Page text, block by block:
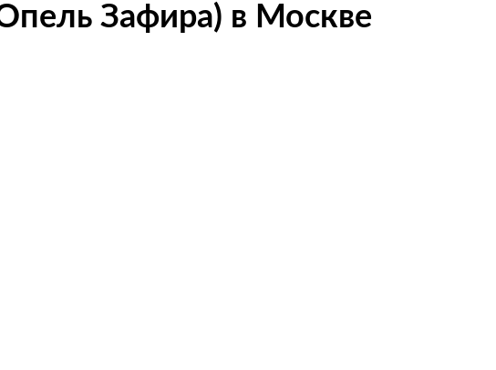
Зафира) в Москве